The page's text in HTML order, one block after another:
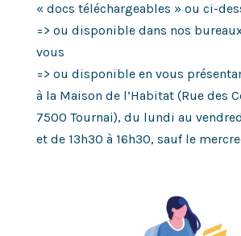
« docs téléchargeables » ou ci-
=> ou disponible dans nos
vous
=> ou disponible en vous
à la Maison de l’Habitat (Rue des
7500 Tournai), du lundi au
et de 13h30 à 16h30, sauf le